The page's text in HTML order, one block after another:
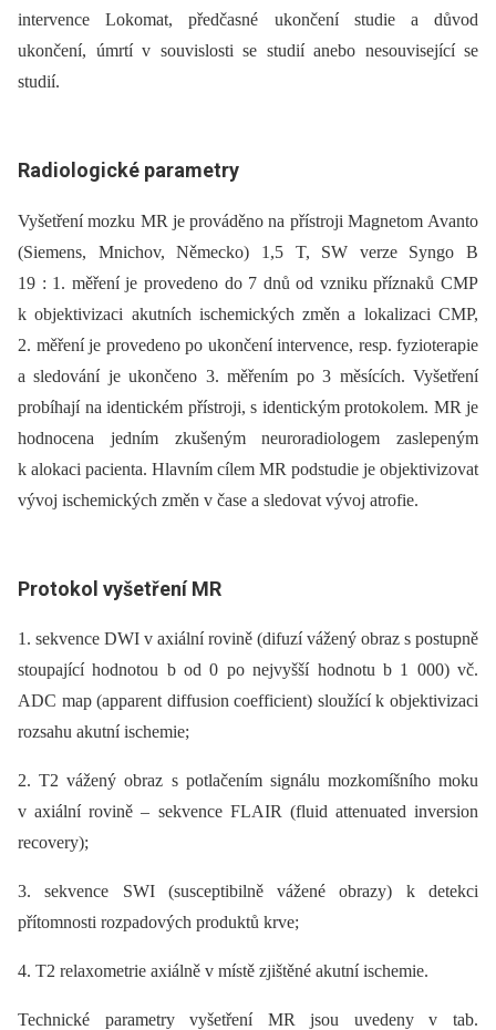
intervence Lokomat, předčasné ukončení studie a důvod
ukončení, úmrtí v souvislosti se studií anebo nesouvisející se
studií.
Radiologické parametry
Vyšetření mozku MR je prováděno na přístroji Magnetom Avanto
(Siemens, Mnichov, Německo) 1,5 T, SW verze Syngo B
19 : 1. měření je provedeno do 7 dnů od vzniku příznaků CMP
k objektivizaci akutních ischemických změn a lokalizaci CMP,
2. měření je provedeno po ukončení intervence, resp. fyzioterapie
a sledování je ukončeno 3. měřením po 3 měsících. Vyšetření
probíhají na identickém přístroji, s identickým protokolem. MR je
hodnocena jedním zkušeným neuroradiologem zaslepeným
k alokaci pacienta. Hlavním cílem MR podstudie je objektivizovat
vývoj ischemických změn v čase a sledovat vývoj atrofie.
Protokol vyšetření MR
1. sekvence DWI v axiální rovině (difuzí vážený obraz s postupně
stoupající hodnotou b od 0 po nejvyšší hodnotu b 1 000) vč.
ADC map (apparent diffusion coefficient) sloužící k objektivizaci
rozsahu akutní ischemie;
2. T2 vážený obraz s potlačením signálu mozkomíšního moku
v axiální rovině –⁠ sekvence FLAIR (fluid attenuated inversion
recovery);
3. sekvence SWI (susceptibilně vážené obrazy) k detekci
přítomnosti rozpadových produktů krve;
4. T2 relaxometrie axiálně v místě zjištěné akutní ischemie.
Technické parametry vyšetření MR jsou uvedeny v tab.